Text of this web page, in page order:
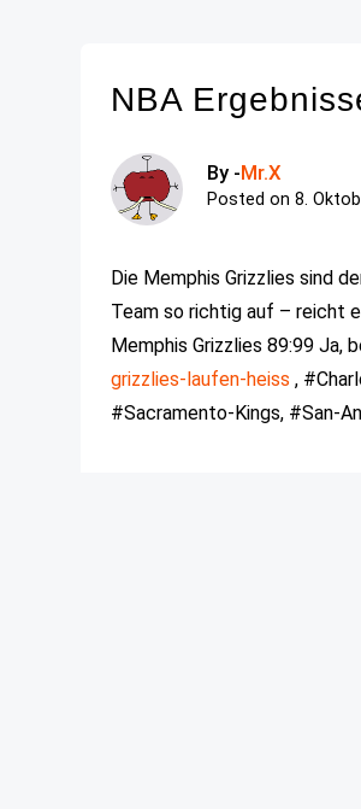
NBA
By -Mr.X
Posted on8.
Die Memphis Grizzlies sind
Team so richtig auf – reicht
Memphis Grizzlies 89:99 Ja,
grizzlies-laufen-heiss ,
#Sacramento-Kings, #San-